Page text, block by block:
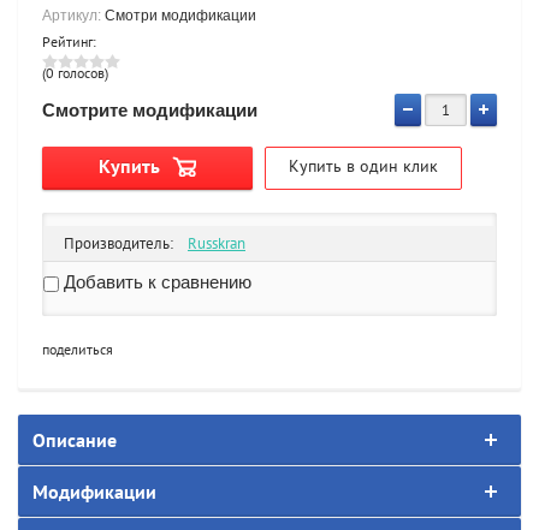
Артикул: Смотри модификации
Рейтинг:
(0 голосов)
Смотрите модификации
Купить Купить в один клик
Производитель:
Russkran
Добавить к сравнению
поделиться
Описание
Модификации